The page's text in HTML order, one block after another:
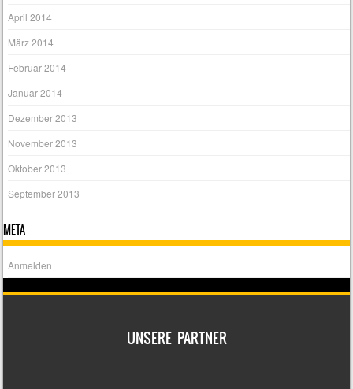
April 2014
März 2014
Februar 2014
Januar 2014
Dezember 2013
November 2013
Oktober 2013
September 2013
META
Anmelden
UNSERE PARTNER